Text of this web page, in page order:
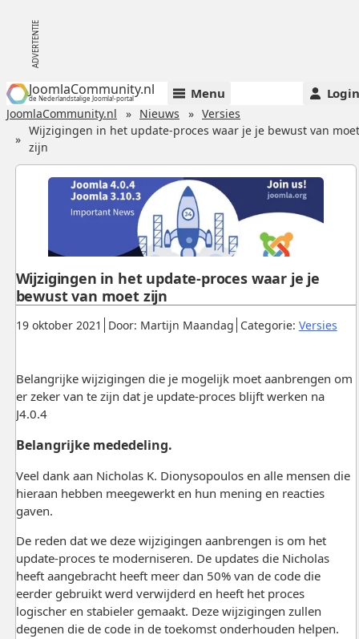
JoomlaCommunity.nl
de Nederlandstalige Joomla!-portal Menu Login
JoomlaCommunity.nl Nieuws
Versies
Wijzigingen in het update-proces waar je je bewust van moet
zijn
Gepubliceerd:
19 oktober 2021 Door: Martijn Maandag. Categorie: Versies.
Wijzigingen in het update-proces waar je je
bewust van moet zijn
Belangrijke wijzigingen die je mogelijk moet aanbrengen om
er zeker van te zijn dat je update-proces blijft werken na
J4.0.4
Belangrijke mededeling.
Veel dank aan Nicholas K. Dionysopoulos en alle mensen die
hieraan hebben meegewerkt en hun mening en reacties
gaven.
De reden dat we deze wijzigingen aanbrengen is om het
update-proces te moderniseren. De updates die Nicholas
heeft aangebracht heeft meer dan 50% van de code die
eerder gebruikt werd verwijderd en heeft het proces
logischer en stabieler gemaakt. Deze wijzigingen zullen
degenen die de code in de toekomst onderhouden helpen.